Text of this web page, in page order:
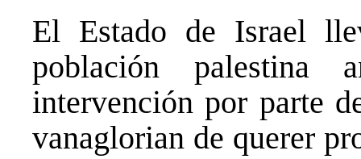
El Estado de Israel
población
intervención por parte
vanaglorian de querer